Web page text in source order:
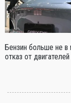
Бензин больше не в
отказ от двигателей